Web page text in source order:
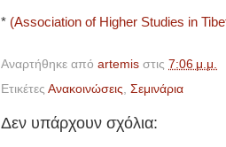
* (Association of Higher Studies in
Αναρτήθηκε από artemis στις 7:06 μ.μ.
Ετικέτες Ανακοινώσεις Σεμινάρια
Δεν υπάρχουν σχόλια: